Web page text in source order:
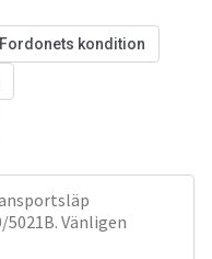
Fordonets kondition